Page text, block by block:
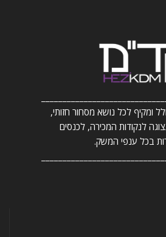
ומקיף לכל נושא מסחור חזותי,
לנקודות המכירה, לכנסים
בכל ענפי המשק.